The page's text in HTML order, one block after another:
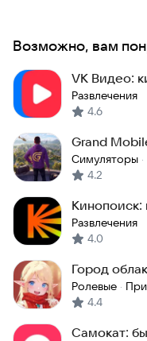
Возможно, вам
Развлечения
4.6
Grand
Симуляторы ·
4.2
Кинопоиск:
Развлечения
4.0
Город
Ролевые ·
4.4